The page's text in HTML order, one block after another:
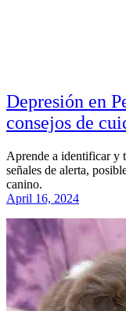
Depresión en
consejos de
Aprende a identificar y
señales de alerta,
canino.
April 16, 2024